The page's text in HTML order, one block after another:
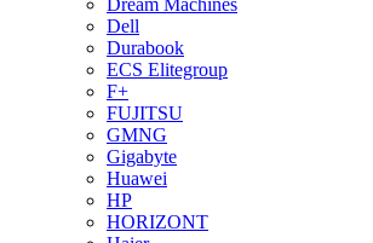
Dream Machines
Dell
Durabook
ECS Elitegroup
F+
FUJITSU
GMNG
Gigabyte
Huawei
HP
HORIZONT